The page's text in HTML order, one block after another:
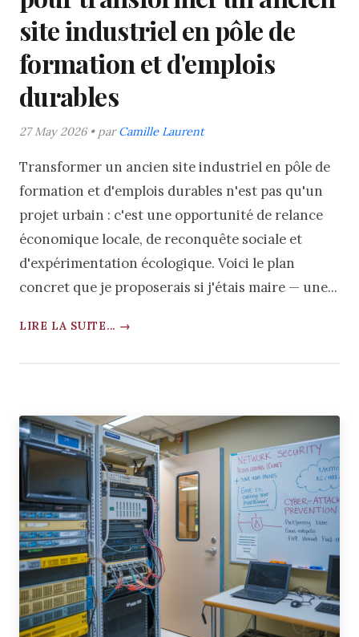
site industriel en pôle de
formation et d'emplois
durables
27 May 2026 • parCamille Laurent
Transformer un ancien site industriel en pôle de
formation et d'emplois durables n'est pas qu'un
projet urbain : c'est une opportunité de relance
économique locale, de reconquête sociale et
d'expérimentation écologique. Voici le plan
concret que je proposerais si j'étais maire — une...
LIRE LA SUITE... →